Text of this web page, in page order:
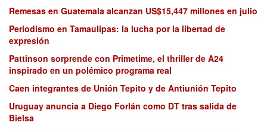
Remesas en Guatemala alcanzan US$15,447 millones en julio
Periodismo en Tamaulipas: la lucha por la libertad de
expresión
Pattinson sorprende con Primetime, el thriller de A24
inspirado en un polémico programa real
Caen integrantes de Unión Tepito y de Antiunión Tepito
Uruguay anuncia a Diego Forlán como DT tras salida de
Bielsa